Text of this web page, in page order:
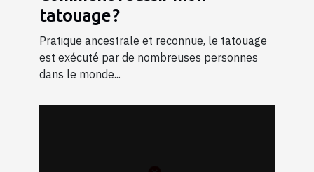
tatouage ?
Pratique ancestrale et reconnue, le tatouage
est exécuté par de nombreuses personnes
dans le monde...